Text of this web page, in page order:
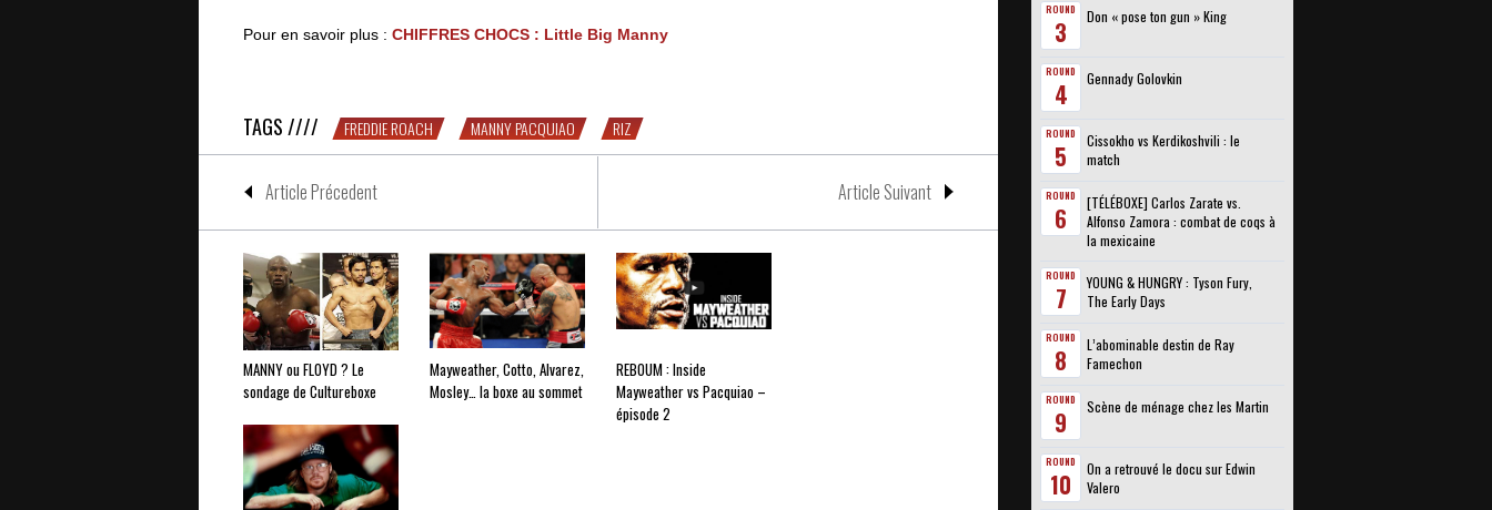
ROUND
3 Don « pose ton gun » King
ROUND
4 Gennady Golovkin
ROUND
5
Cissokho vs Kerdikoshvili : le
match
ROUND
6
[TÉLÉBOXE] Carlos Zarate vs.
Alfonso Zamora : combat de coqs à
la mexicaine
ROUND
7
YOUNG & HUNGRY : Tyson Fury,
The Early Days
ROUND
8
L’abominable destin de Ray
Famechon
ROUND
9 Scène de ménage chez les Martin
ROUND
10
On a retrouvé le docu sur Edwin
Valero
Pour en savoir plus : CHIFFRES CHOCS : Little Big Manny
TAGS //// FREDDIE ROACH MANNY PACQUIAO RIZ
Article Précedent Article Suivant
MANNY ou FLOYD ? Le
sondage de Cultureboxe
Mayweather, Cotto, Alvarez,
Mosley… la boxe au sommet
REBOUM : Inside
Mayweather vs Pacquiao –
épisode 2